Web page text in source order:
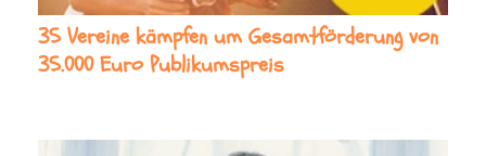
35 Vereine kämpfen um Gesamtförderung von
35.000 Euro Publikumspreis